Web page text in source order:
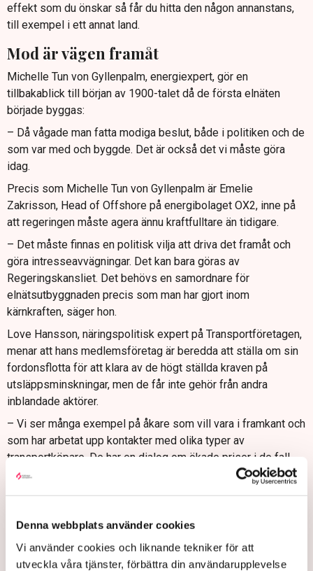
Denna webbplats använder cookies
Vi använder cookies och liknande tekniker för att
utveckla våra tjänster, förbättra din användarupplevelse
effekt som du önskar så får du hitta den någon annanstans,
till exempel i ett annat land.
Mod är vägen framåt
Michelle Tun von Gyllenpalm, energiexpert, gör en
tillbakablick till början av 1900-talet då de första elnäten
började byggas:
– Då vågade man fatta modiga beslut, både i politiken och de
som var med och byggde. Det är också det vi måste göra
idag.
Precis som Michelle Tun von Gyllenpalm är Emelie
Zakrisson, Head of Offshore på energibolaget OX2, inne på
att regeringen måste agera ännu kraftfulltare än tidigare.
– Det måste finnas en politisk vilja att driva det framåt och
göra intresseavvägningar. Det kan bara göras av
Regeringskansliet. Det behövs en samordnare för
elnätsutbyggnaden precis som man har gjort inom
kärnkraften, säger hon.
Love Hansson, näringspolitisk expert på Transportföretagen,
menar att hans medlemsföretag är beredda att ställa om sin
fordonsflotta för att klara av de högt ställda kraven på
utsläppsminskningar, men de får inte gehör från andra
inblandade aktörer.
– Vi ser många exempel på åkare som vill vara i framkant och
som har arbetat upp kontakter med olika typer av
transportköpare. De har en dialog om ökade priser i de fall
där det behövs och har en dialog med offentliga beställare.
De mindre transportföretagen saknar också de finansiella
muskler och det kunnande som krävs för att förhandla med
elnätsföretagen om en anslutning.